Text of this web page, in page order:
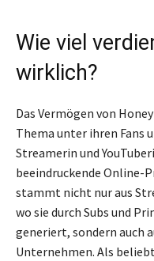
Wie viel
wirklich?
Das Vermögen von
Thema unter ihren Fans
Streamerin und
beeindruckende Online-
stammt nicht nur aus
wo sie durch Subs und
generiert, sondern auch
Unternehmen. Als